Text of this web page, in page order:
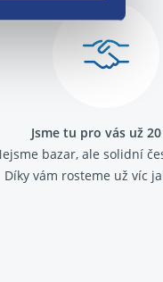
Jsme tu pro vás už
bazar, ale solidní
Díky vám rosteme už víc